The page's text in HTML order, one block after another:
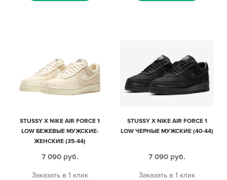
STUSSY X NIKE AIR FORCE 1
LOW БЕЖЕВЫЕ МУЖСКИЕ-
ЖЕНСКИЕ (35-44)
7 090 руб.
Заказать в 1 клик
STUSSY X NIKE AIR FORCE 1
LOW ЧЕРНЫЕ МУЖСКИЕ (40-44)
7 090 руб.
Заказать в 1 клик